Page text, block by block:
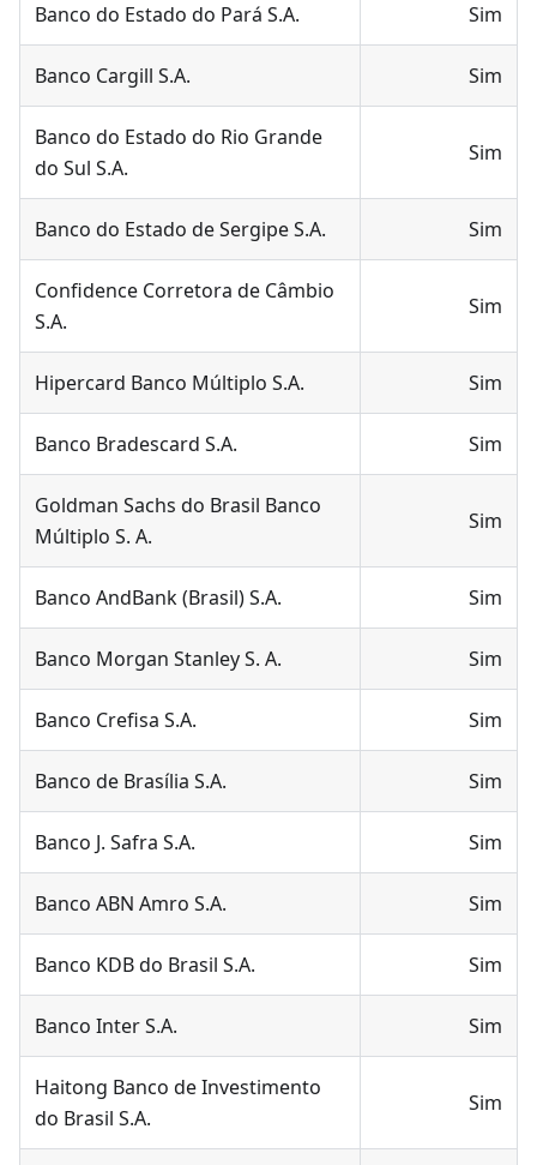
Banco do Estado do Pará S.A. Sim
Banco Cargill S.A. Sim
Banco do Estado do Rio Grande
do Sul S.A.
Sim
Banco do Estado de Sergipe S.A. Sim
Confidence Corretora de Câmbio
S.A.
Sim
Hipercard Banco Múltiplo S.A. Sim
Banco Bradescard S.A. Sim
Goldman Sachs do Brasil Banco
Múltiplo S. A.
Sim
Banco AndBank (Brasil) S.A. Sim
Banco Morgan Stanley S. A. Sim
Banco Crefisa S.A. Sim
Banco de Brasília S.A. Sim
Banco J. Safra S.A. Sim
Banco ABN Amro S.A. Sim
Banco KDB do Brasil S.A. Sim
Banco Inter S.A. Sim
Haitong Banco de Investimento
do Brasil S.A.
Sim